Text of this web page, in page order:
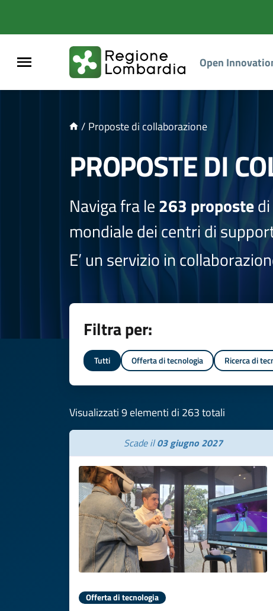
Open
/ Proposte di collaborazione
PROPOSTE DI
Naviga fra le263 proposte
mondiale dei centri di
E’ un servizio in
Filtra per:
Tutti Offerta di tecnologia Ricerca di
Visualizzati 9 elementi di 263 totali
Scade il03 giugno 2027
Offerta di tecnologia